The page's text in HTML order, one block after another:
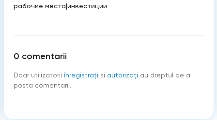
рабочие места|инвестиции
0 comentarii
Doar utilizatorii înregistraţi şi autorizați au dreptul de a
posta comentarii.